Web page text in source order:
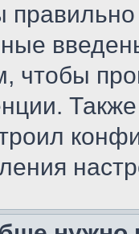
чтобы